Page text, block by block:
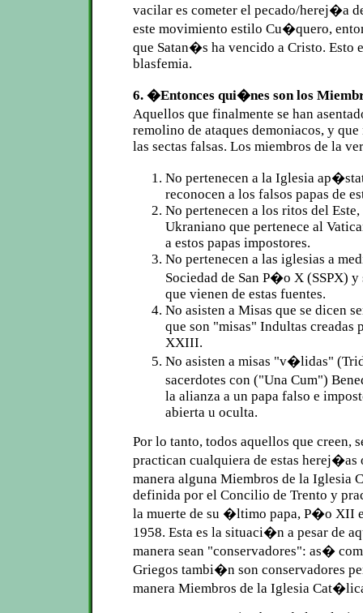
vacilar es cometer el pecado/herej�a
este movimiento estilo Cu�quero,
que Satan�s ha vencido a Cristo. Esto
blasfemia.
6. �Entonces qui�nes son los
Aquellos que finalmente se han
remolino de ataques demoniacos, y
las sectas falsas. Los miembros de la
No pertenecen a la Iglesia
reconocen a los falsos papas de
No pertenecen a los ritos del
Ukraniano que pertenece al
a estos papas impostores.
No pertenecen a las iglesias a
Sociedad de San P�o X (SSPX)
que vienen de estas fuentes.
No asisten a Misas que se dicen
que son "misas" Indultas creadas
XXIII.
No asisten a misas "v�lidas"
sacerdotes con ("Una Cum")
la alianza a un papa falso e
abierta u oculta.
Por lo tanto, todos aquellos que creen,
practican cualquiera de estas herej�as
manera alguna Miembros de la Iglesia
definida por el Concilio de Trento y
la muerte de su �ltimo papa, P�o XII
1958. Esta es la situaci�n a pesar de
manera sean "conservadores": as�
Griegos tambi�n son conservadores
manera Miembros de la Iglesia